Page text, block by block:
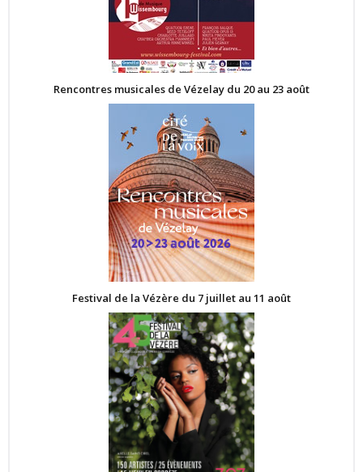
Rencontres musicales de Vézelay du 20 au 23 août
Festival de la Vézère du 7 juillet au 11 août